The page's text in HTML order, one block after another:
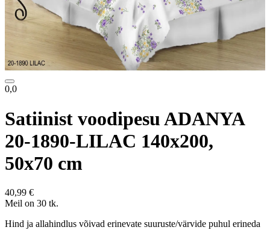
0,0
Satiinist voodipesu ADANYA
20-1890-LILAC 140x200,
50x70 cm
40,99 €
Meil on 30 tk.
Hind ja allahindlus võivad erinevate suuruste/värvide puhul erineda